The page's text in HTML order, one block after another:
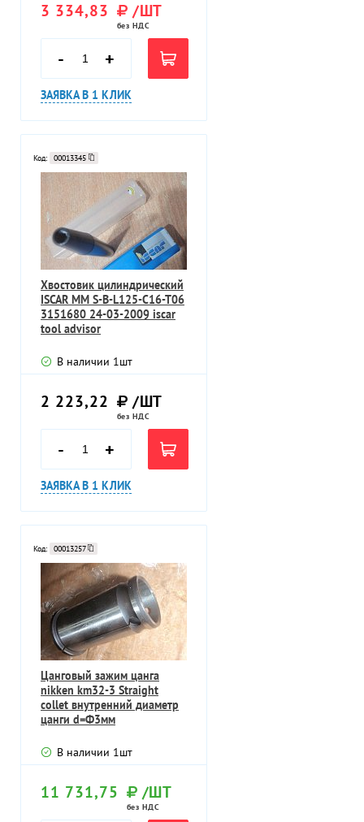
3 334,83 /ШТ
без НДС
- +
ЗАЯВКА В 1 КЛИК
Код: 00013345
Хвостовик цилиндрический
ISCAR MM S-B-L125-C16-T06
3151680 24-03-2009 iscar
tool advisor
В наличии 1шт
2 223,22 /ШТ
без НДС
- +
ЗАЯВКА В 1 КЛИК
Код: 00013257
Цанговый зажим цанга
nikken km32-3 Straight
collet внутренний диаметр
цанги d=Ф3мм
В наличии 1шт
11 731,75 /ШТ
без НДС